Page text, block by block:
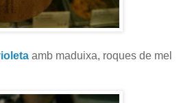
amb maduixa, roques de mel